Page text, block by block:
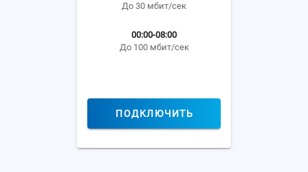
До 30 мбит/сек
00:00-08:00
До 100 мбит/сек
ПОДКЛЮЧИТЬ